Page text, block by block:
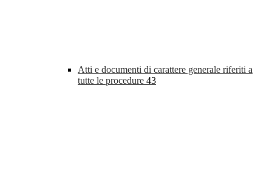
Atti e documenti di carattere generale riferiti a
tutte le procedure 43